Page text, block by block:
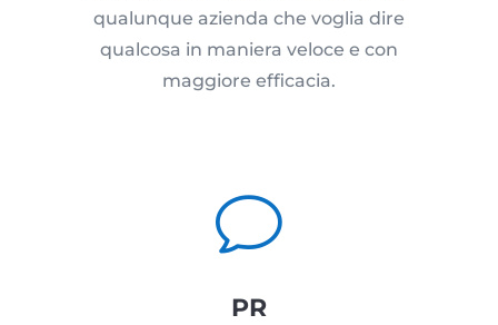
qualunque azienda che voglia dire
qualcosa in maniera veloce e con
maggiore efficacia.
v
PR